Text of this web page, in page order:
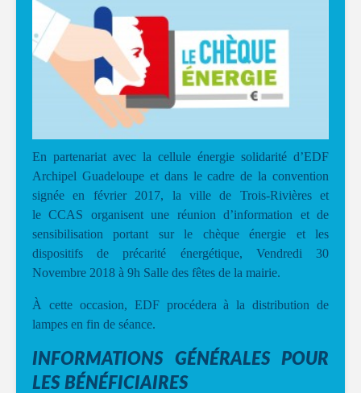
En partenariat avec la cellule énergie solidarité d’EDF
Archipel Guadeloupe et dans le cadre de la convention
signée en février 2017, la ville de Trois-Rivières et
le CCAS organisent une réunion d’information et de
sensibilisation portant sur le chèque énergie et les
dispositifs de précarité énergétique, Vendredi 30
Novembre 2018 à 9h Salle des fêtes de la mairie.
À cette occasion, EDF procédera à la distribution de
lampes en fin de séance.
INFORMATIONS GÉNÉRALES POUR
LES BÉNÉFICIAIRES